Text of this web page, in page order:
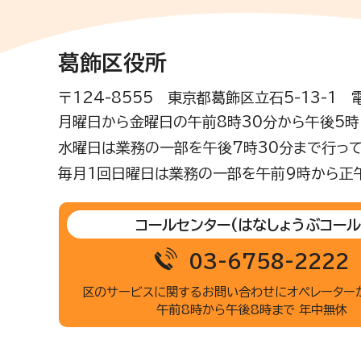
葛飾区役所
〒124-8555 東京都葛飾区立石5-13-1
月曜日から金曜日の午前8時30分から午後5
水曜日は業務の一部を午後7時30分まで行って
毎月1回日曜日は業務の一部を午前9時から正
コールセンター(はなしょうぶコー
03-6758-2222
区のサービスに関するお問い合わせにオペレーター
午前8時から午後8時まで 年中無休